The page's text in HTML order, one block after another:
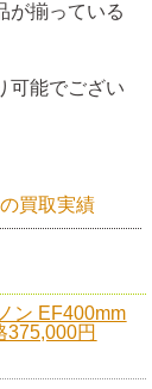
が揃っている
可能でござい
買取実績
ン EF400mm
375,000円